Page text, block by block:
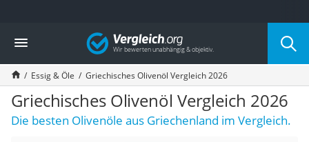
Die beliebtesten Vergleiche nach Kategorie
Lebensmittel
Schwarzkümmelöl
Knäckebrot
Schwarzkümmelöl-Kapseln
Manukahonig
Eiklar
Vergleich
Essig & Öle Griechisches Olivenöl Vergleich 2026
Griechisches Olivenöl Vergleich 2026
Die besten Olivenöle aus Griechenland im Vergleich.